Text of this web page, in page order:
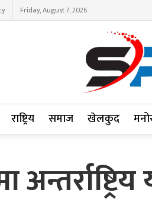
Friday, August 7, 2026
राष्ट्रिय समाज खेलकुद